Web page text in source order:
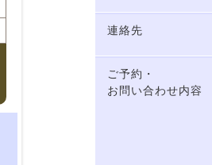
連絡先
ご予約・
お問い合わせ内容